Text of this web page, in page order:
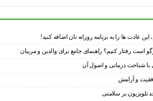
عادت ها را به برنامه روزانه تان اضافه کنید!
است رفتار کنیم؟ راهنمای جامع برای والدین و مربیان
با شناخت درمانی و اصول آن
و آرامش
تلویزیون بر سلامتی